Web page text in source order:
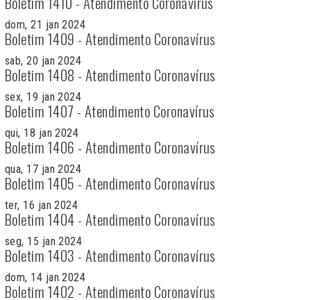
dom, 21 jan 2024
Boletim 1409 - Atendimento Coronavírus
sab, 20 jan 2024
Boletim 1408 - Atendimento Coronavírus
sex, 19 jan 2024
Boletim 1407 - Atendimento Coronavírus
qui, 18 jan 2024
Boletim 1406 - Atendimento Coronavírus
qua, 17 jan 2024
Boletim 1405 - Atendimento Coronavírus
ter, 16 jan 2024
Boletim 1404 - Atendimento Coronavírus
seg, 15 jan 2024
Boletim 1403 - Atendimento Coronavírus
dom, 14 jan 2024
Boletim 1402 - Atendimento Coronavírus